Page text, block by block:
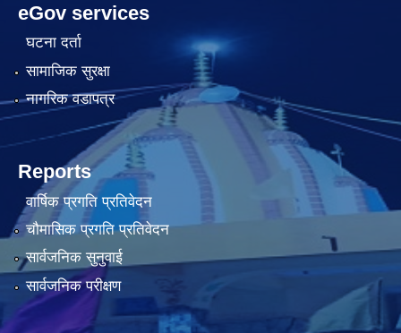
eGov services
घटना दर्ता
सामाजिक सुरक्षा
नागरिक वडापत्र
Reports
वार्षिक प्रगति प्रतिवेदन
चौमासिक प्रगति प्रतिवेदन
सार्वजनिक सुनुवाई
सार्वजनिक परीक्षण